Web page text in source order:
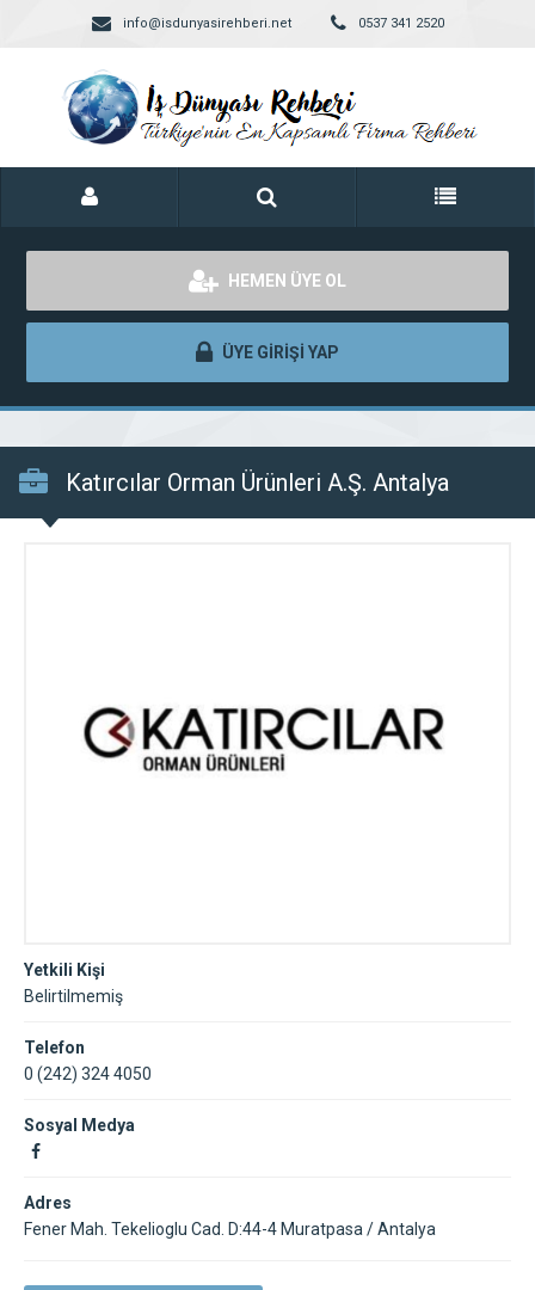
info@isdunyasirehberi.net 0537 341 2520
HEMEN ÜYE OL
ÜYE GİRİŞİ YAP
Katırcılar Orman Ürünleri A.Ş. Antalya
Yetkili Kişi
Belirtilmemiş
Telefon
0 (242) 324 4050
Sosyal Medya
Adres
Fener Mah. Tekelioglu Cad. D:44-4 Muratpasa / Antalya